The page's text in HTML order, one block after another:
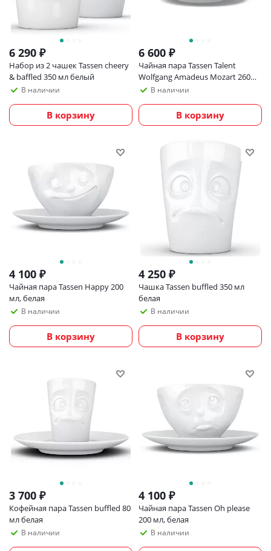
6 290 ₽
Набор из 2 чашек Tassen cheery
& baffled 350 мл белый
В наличии
В корзину
6 600 ₽
Чайная пара Tassen Talent
Wolfgang Amadeus Mozart 260
мл, белая
В наличии
В корзину
4 100 ₽
Чайная пара Tassen Happy 200
мл, белая
В наличии
В корзину
4 250 ₽
Чашка Tassen buffled 350 мл
белая
В наличии
В корзину
3 700 ₽
Кофейная пара Tassen buffled 80
мл белая
В наличии
4 100 ₽
Чайная пара Tassen Oh please
200 мл, белая
В наличии